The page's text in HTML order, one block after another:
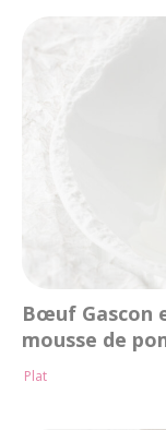
Bœuf Gascon
mousse de
Plat